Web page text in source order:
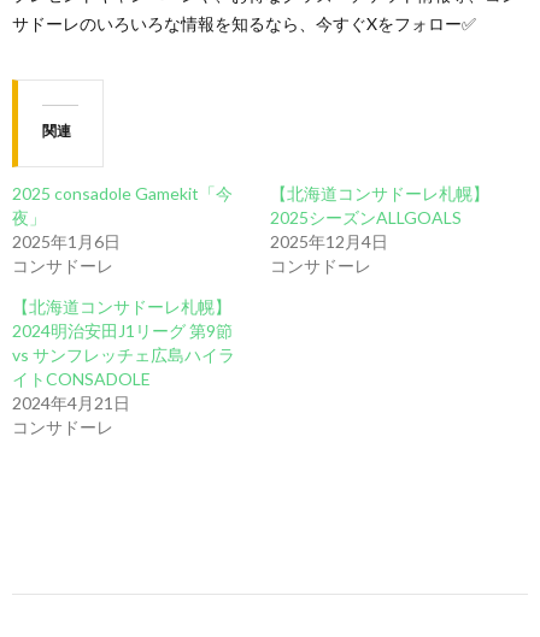
サドーレのいろいろな情報を知るなら、今すぐXをフォロー✅
関連
2025 consadole Gamekit「今
夜」
2025年1月6日
コンサドーレ
【北海道コンサドーレ札幌】
2025シーズンALLGOALS
2025年12月4日
コンサドーレ
【北海道コンサドーレ札幌】
2024明治安田J1リーグ 第9節
vs サンフレッチェ広島ハイラ
イトCONSADOLE
2024年4月21日
コンサドーレ